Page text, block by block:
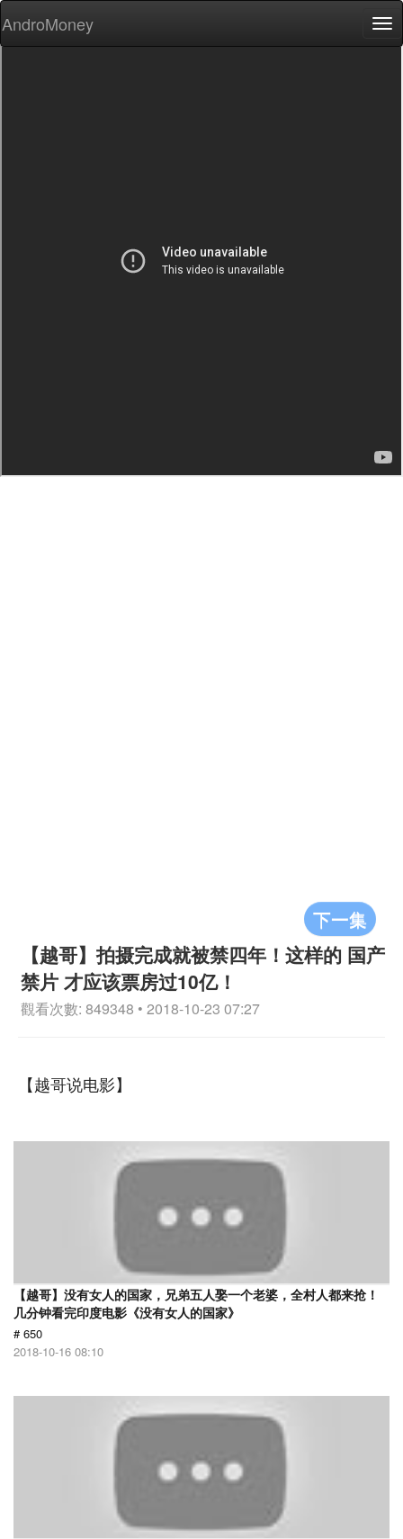
AndroMoney
下一集
【越哥】拍摄完成就被禁四年！这样的 国产
禁片 才应该票房过10亿！
觀看次數: 849348 • 2018-10-23 07:27
【越哥说电影】
【越哥】没有女人的国家，兄弟五人娶一个老婆，全村人都来抢！
几分钟看完印度电影《没有女人的国家》
# 650
2018-10-16 08:10